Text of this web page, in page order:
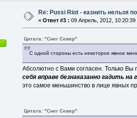
Re: Pussi Riot - казнить нельзя
«Ответ #3 : 09 Апрель, 2012, 10:20:39
Цитата: "Снег Север"
С одной стороны есть некоторое явное
Абсолютно с Вами согласен. Только
себя вправе безнаказанно гадить
это самое меньшинство в лице явных
Цитата: "Снег Север"